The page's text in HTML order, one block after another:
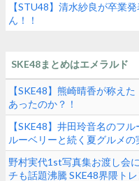
【STU48】清水紗良が卒業
ん！！
SKE48まとめはエメラルド
【SKE48】熊崎晴香が称え
あったのか？！
【SKE48】井田玲音名のフ
ルーベリーと続く夏グルメの
野村実代1st写真集お渡し会
チも話題沸騰 SKE48界隈ト